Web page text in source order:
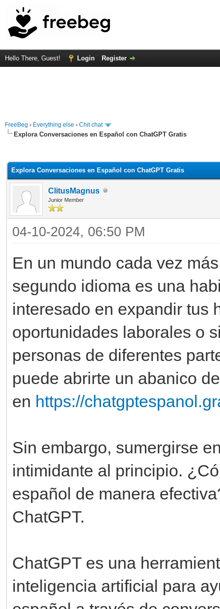
Hello There, Guest! Login Register
FreeBeg › Everything else › Chit chat
Explora Conversaciones en Español con ChatGPT Gratis
Explora Conversaciones en Español con ChatGPT Gratis
ClitusMagnus
Junior Member
04-10-2024, 06:50 PM
En un mundo cada vez
segundo idioma es una
interesado en expandir tus
oportunidades laborales o
personas de diferentes
puede abrirte un abanico
en https://
Sin embargo, sumergirse
intimidante al principio.
español de manera
ChatGPT.
ChatGPT es una
inteligencia artificial para